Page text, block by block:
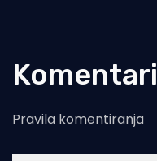
Komentari
Pravila komentiranja